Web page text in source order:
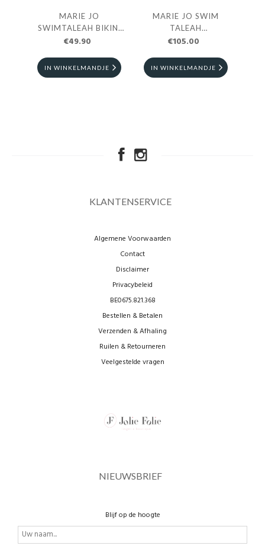
MARIE JO
SWIMTALEAH BIKINI
TAILLESLIP ELFIN
€49.90
IN WINKELMANDJE
MARIE JO SWIM
TALEAH
VOORGEVORMDE
HARTVORM ELFIN
€105.00
IN WINKELMANDJE
KLANTENSERVICE
Algemene Voorwaarden
Contact
Disclaimer
Privacybeleid
BE0675.821.368
Bestellen & Betalen
Verzenden & Afhaling
Ruilen & Retourneren
Veelgestelde vragen
NIEUWSBRIEF
Blijf op de hoogte